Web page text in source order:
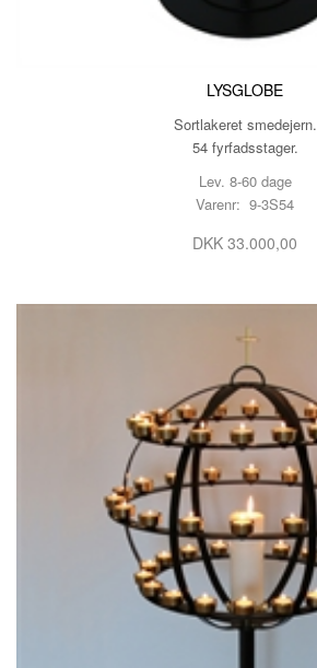
LYSGLOBE
Sortlakeret smedejern.
54 fyrfadsstager.
Lev. 8-60 dage
Varenr: 9-3S54
DKK 33.000,00